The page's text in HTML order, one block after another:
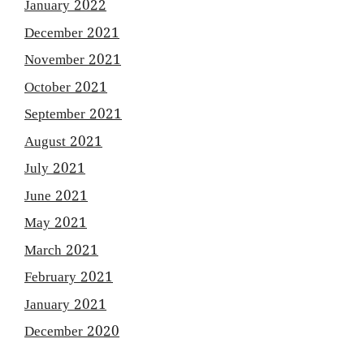
January 2022
December 2021
November 2021
October 2021
September 2021
August 2021
July 2021
June 2021
May 2021
March 2021
February 2021
January 2021
December 2020